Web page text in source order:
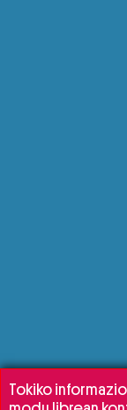
Tokiko